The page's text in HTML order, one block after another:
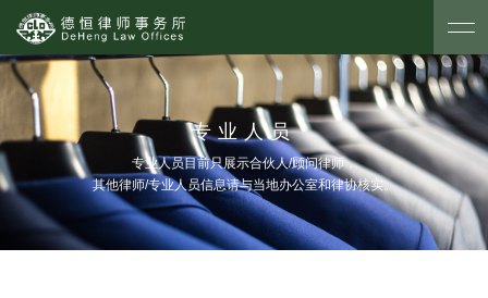
专业人员
专业人员目前只展示合伙人/顾问律师，
其他律师/专业人员信息请与当地办公室和律协核实。